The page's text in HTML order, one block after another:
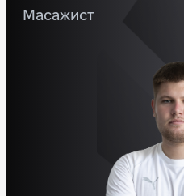
Масажист